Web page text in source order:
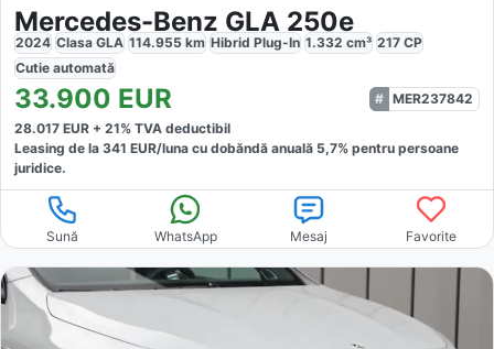
Mercedes-Benz GLA 250e
2024 Clasa GLA 114.955 km Hibrid Plug-In 1.332 cm³ 217 CP
Cutie automată
33.900 EUR
MER237842
28.017 EUR + 21% TVA deductibil
Leasing de la 341 EUR/luna cu dobăndă anuală 5,7% pentru persoane
juridice.
Sună WhatsApp Mesaj Favorite